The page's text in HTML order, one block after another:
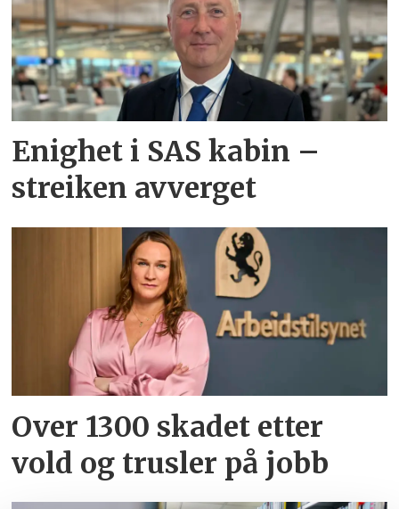
Enighet i SAS kabin –
streiken avverget
Over 1300 skadet etter
vold og trusler på jobb